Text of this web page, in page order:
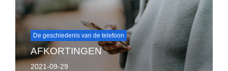
De geschiedenis van de telefoon
AFKORTINGEN
2021-09-29